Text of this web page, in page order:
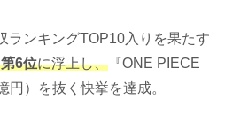
ランキングTOP10入りを果たす
第6位に浮上し、 『ONE PIECE
円）を抜く快挙を達成。